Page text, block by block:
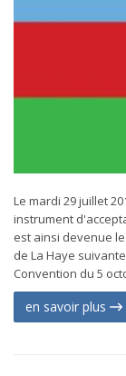
Le mardi 29 juillet
instrument
est ainsi devenue
de La Haye
Convention du 5
en savoir plus